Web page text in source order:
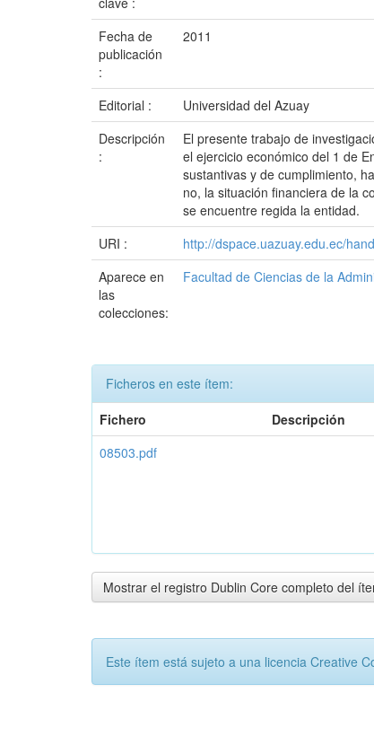
Fecha de
publicación
:
2011
Editorial :
Universidad del Azuay
Descripción
:
El presente trabajo de
el ejercicio económico del 1 de
sustantivas y de cumplimiento,
no, la situación financiera de la
se encuentre regida la entidad.
URI :
http://dspace.uazuay.edu.ec/
Aparece en
las
colecciones:
Facultad de Ciencias de la
Ficheros en este ítem:
Fichero
Descripción
08503.pdf
Mostrar el registro Dublin Core completo del
Este ítem está sujeto a una licencia Creative